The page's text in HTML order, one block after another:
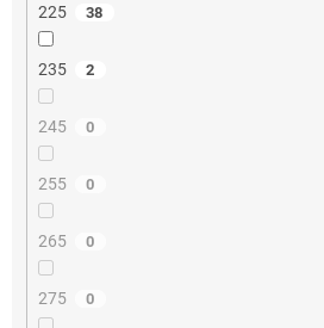
225 38
235 2
245 0
255 0
265 0
275 0